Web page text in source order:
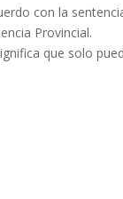
con la
Provincial.
que solo